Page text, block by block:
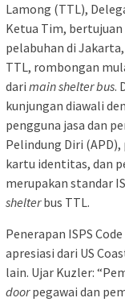
Lamong (TTL),
Ketua Tim, bertujuan
pelabuhan di
TTL, rombongan
dari main shelter bus.
kunjungan diawali
pengguna jasa dan
Pelindung Diri (APD),
kartu identitas, dan
merupakan standar
shelterbus TTL.
Penerapan ISPS Code
apresiasi dari US
lain. Ujar Kuzler:
doorpegawai dan